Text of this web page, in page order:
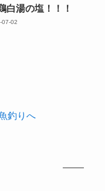
白湯の塩！！！
07-02